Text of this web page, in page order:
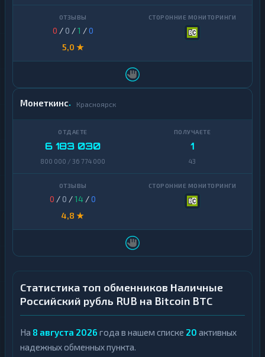
0 / 0 /1 /0
5,0 ★
Монеткинс Красноярск
6 183 030
800 000 / 36 774 000
1
43
0 / 0 /14 /0
4,8 ★
Статистика топ обменников Наличные
Российский рубль RUB на Bitcoin BTC
На 8 августа 2026 года в нашем списке 20 активных
надежных обменных пункта.